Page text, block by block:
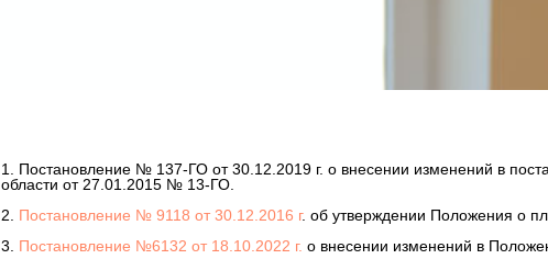
1. Постановление № 137-ГО от 30.12.2019 г. о внесении изменений в
области от 27.01.2015 № 13-ГО.
2. Постановление № 9118 от 30.12.2016 г. об утверждении Положения о
3. Постановление №6132 от 18.10.2022 г. о внесении изменений в